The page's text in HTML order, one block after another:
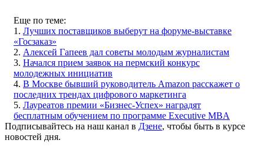
Еще по теме:
1. Лучших поставщиков выберут на форуме-выставке
«Госзаказ»
2. Алексей Гапеев дал советы молодым журналистам
3. Начался прием заявок на пермский конкурс
молодежных инициатив
4. В Москве бывший руководитель Amazon расскажет о
последних трендах цифрового маркетинга
5. Лауреатов премии «Бизнес-Успех» наградят
бесплатным обучением по программе Executive MBA
Подписывайтесь на наш канал в Дзене, чтобы быть в курсе
новостей дня.